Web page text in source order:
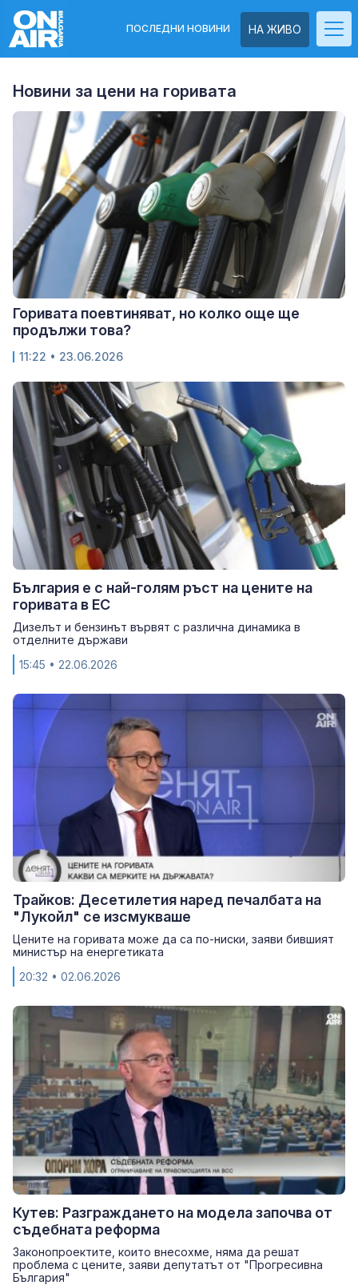
НА ЖИВО
ПОСЛЕДНИ НОВИНИ
Новини за цени на горивата
Горивата поевтиняват, но колко още ще
продължи това?
11:22 • 23.06.2026
България е с най-голям ръст на цените на
горивата в ЕС
Дизелът и бензинът вървят с различна динамика в
отделните държави
15:45 • 22.06.2026
Трайков: Десетилетия наред печалбата на
"Лукойл" се изсмукваше
Цените на горивата може да са по-ниски, заяви бившият
министър на енергетиката
20:32 • 02.06.2026
Кутев: Разграждането на модела започва от
съдебната реформа
Законопроектите, които внесохме, няма да решат
проблема с цените, заяви депутатът от "Прогресивна
България"